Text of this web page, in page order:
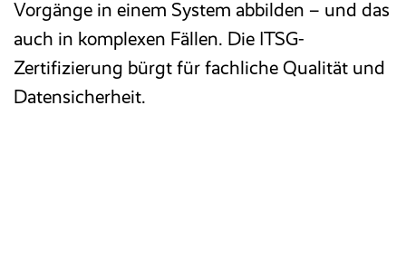
Vorgänge in einem System abbilden – und das
auch in komplexen Fällen. Die ITSG-
Zertifizierung bürgt für fachliche Qualität und
Datensicherheit.